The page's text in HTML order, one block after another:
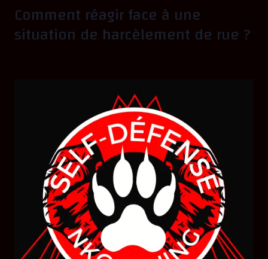
Comment réagir face à une
situation de harcèlement de rue ?